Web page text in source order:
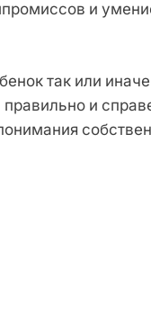
и
так или иначе
и